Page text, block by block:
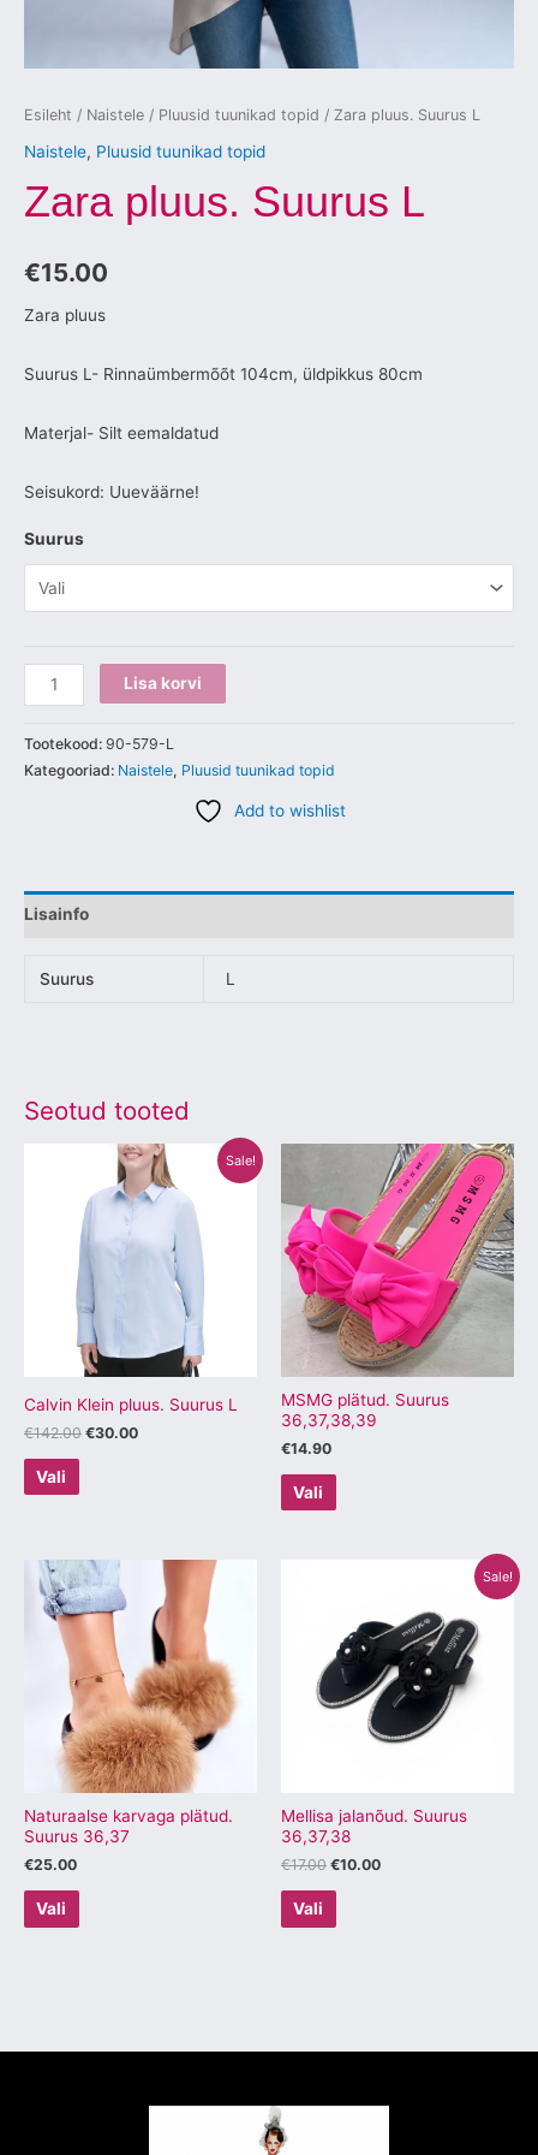
Esileht / Naistele / Pluusid tuunikad topid / Zara pluus. Suurus L
Naistele, Pluusid tuunikad topid
Zara pluus. Suurus L
€15.00
Zara pluus
Suurus L- Rinnaümbermõõt 104cm, üldpikkus 80cm
Materjal- Silt eemaldatud
Seisukord: Uueväärne!
Suurus
Lisa korvi
Tootekood: 90-579-L
Kategooriad: Naistele, Pluusid tuunikad topid
Add to wishlist
Lisainfo
Suurus L
Seotud tooted
Sale!
Calvin Klein pluus. Suurus L
€142.00
Algne
oli:
€142.00.
€30.00
Praegune
hind
on:
€30.00.
Vali
Sellel
tootel
on
mitu
varianti.
Valikuid
saab
teha
tootelehel.
MSMG plätud. Suurus
36,37,38,39
€14.90
Vali
on
mitu
varianti.
Valikuid
saab
teha
tootelehel.
Naturaalse karvaga plätud.
Suurus 36,37
€25.00
Vali
Sellel
tootel
on
mitu
varianti.
Valikuid
saab
teha
tootelehel.
Sale!
Mellisa jalanõud. Suurus
36,37,38
€17.00
€17.00.
€10.00
€10.00.
Vali
on
mitu
varianti.
Valikuid
tootelehel.